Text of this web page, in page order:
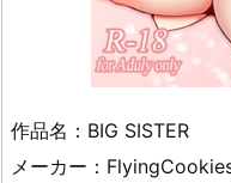
作品名：BIG SISTER
メーカー：